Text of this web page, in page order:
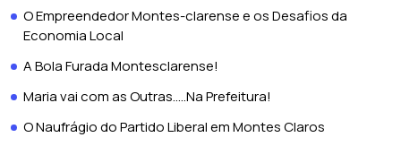
O Empreendedor Montes-clarense e os Desafios da
Economia Local
A Bola Furada Montesclarense!
Maria vai com as Outras…..Na Prefeitura!
O Naufrágio do Partido Liberal em Montes Claros